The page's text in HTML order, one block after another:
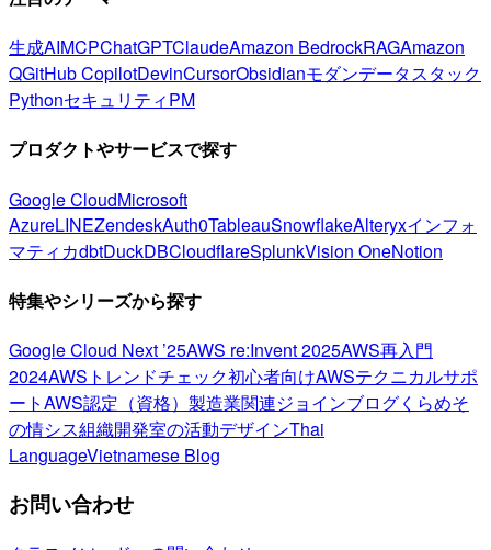
生成AIMCPChatGPTClaudeAmazon BedrockRAGAmazon
QGitHub CopilotDevinCursorObsidianモダンデータスタック
PythonセキュリティPM
プロダクトやサービスで探す
Google CloudMicrosoft
AzureLINEZendeskAuth0TableauSnowflakeAlteryxインフォ
マティカdbtDuckDBCloudflareSplunkVision OneNotion
特集やシリーズから探す
Google Cloud Next ’25AWS re:Invent 2025AWS再入門
2024AWSトレンドチェック初心者向けAWSテクニカルサポ
ートAWS認定（資格） 製造業関連ジョインブログくらめそ
の情シス組織開発室の活動デザインThai
LanguageVietnamese Blog
お問い合わせ